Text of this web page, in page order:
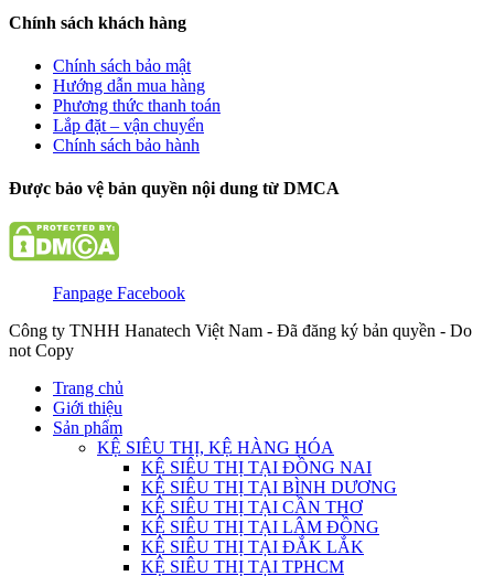
Chính sách khách hàng
Chính sách bảo mật
Hướng dẫn mua hàng
Phương thức thanh toán
Lắp đặt – vận chuyển
Chính sách bảo hành
Được bảo vệ bản quyền nội dung từ DMCA
Fanpage Facebook
Công ty TNHH Hanatech Việt Nam - Đã đăng ký bản quyền - Do
not Copy
Trang chủ
Giới thiệu
Sản phẩm
KỆ SIÊU THỊ, KỆ HÀNG HÓA
KỆ SIÊU THỊ TẠI ĐỒNG NAI
KỆ SIÊU THỊ TẠI BÌNH DƯƠNG
KỆ SIÊU THỊ TẠI CẦN THƠ
KỆ SIÊU THỊ TẠI LÂM ĐỒNG
KỆ SIÊU THỊ TẠI ĐẮK LẮK
KỆ SIÊU THỊ TẠI TPHCM